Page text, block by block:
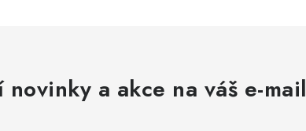
a akce na váš e-mail